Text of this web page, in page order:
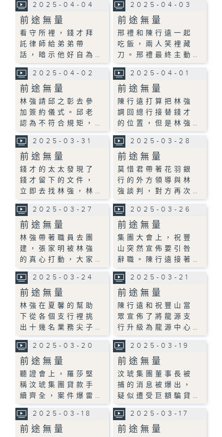
2025-04-04
前途無量
看守所裡，錢才拜
託律師給弟弟帶
話，暗示他好自為…
2025-04-03
前途無量
邢禮和陳行遠一起
吃飯，兩人笑裡藏
刀。邢禮最終主動…
2025-04-02
前途無量
林強請邱之彰去參
加簽約儀式。邱老
認為不符合規矩，…
2025-04-01
前途無量
陳行遠打算把林強
調回總行接替錢才
的位置，但是林強…
2025-03-31
前途無量
錢才的太太發現了
錢才留下的文件，
立即去找林強，林…
2025-03-28
前途無量
莫惜君帶著花羽銀
行的外方領導與林
強談判，對方再次…
2025-03-27
前途無量
林強帶著職員去團
建，張家明被林強
的真心打動，大家…
2025-03-26
前途無量
集團大會上，祝豐
山突然宣佈要引咎
辭職。陳行遠接著…
2025-03-24
前途無量
林強在夏馨的幫助
下從各個支行裡挑
出十幾名業務尖子…
2025-03-21
前途無量
陳行遠和祝豐山當
眾宣佈了將龍源支
行升級為龍源中心…
2025-03-20
前途無量
聽證會上，羅莎堅
稱汶琥集團貸款手
續齊全，案件爆雷…
2025-03-19
前途無量
汶琥集團董事長被
捕的消息被爆出，
疑似遭受巨額騙貸…
2025-03-18
前途無量
2025-03-17
前途無量